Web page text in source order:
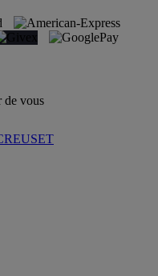
de vous